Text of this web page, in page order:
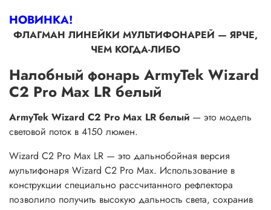
НОВИНКА!
ФЛАГМАН ЛИНЕЙКИ МУЛЬТИФОНАРЕЙ — ЯРЧЕ,
ЧЕМ КОГДА-ЛИБО
Налобный фонарь ArmyTek Wizard
C2 Pro Max LR белый
ArmyTek Wizard C2 Pro Max LR белый — это модель
световой поток в 4150 люмен.
Wizard C2 Pro Max LR — это дальнобойная версия
мультифонаря Wizard C2 Pro Max. Использование в
конструкции специально рассчитанного рефлектора
позволило получить высокую дальность света, сохранив